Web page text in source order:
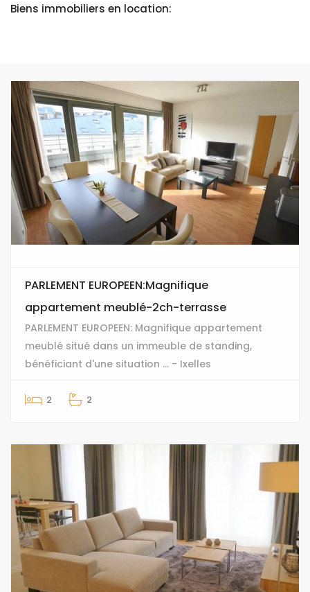
Biens immobiliers en location:
PARLEMENT EUROPEEN:Magnifique
appartement meublé-2ch-terrasse
PARLEMENT EUROPEEN: Magnifique appartement
meublé situé dans un immeuble de standing,
bénéficiant d'une situation ... - Ixelles
2 2